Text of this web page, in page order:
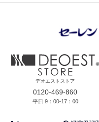
デオエストストア
0120-469-860
平日 9：00-17：00